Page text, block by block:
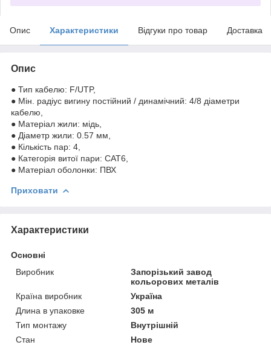
Опис Характеристики Відгуки про товар Доставка
Опис
● Тип кабелю: F/UTP,
● Мін. радіус вигину постійний / динамічний: 4/8 діаметри
кабелю,
● Матеріал жили: мідь,
● Діаметр жили: 0.57 мм,
● Кількість пар: 4,
● Категорія витої пари: CAT6,
● Матеріал оболонки: ПВХ
Приховати
Характеристики
Основні
Виробник
Запорізький завод
кольорових металів
Країна виробник
Україна
Длина в упаковке
305 м
Тип монтажу
Внутрішній
Стан
Нове